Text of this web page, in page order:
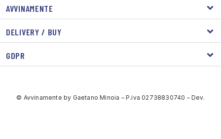
AVVINAMENTE
DELIVERY / BUY
GDPR
© Avvinamente by Gaetano Minoia – P.iva 02738830740 – Dev.